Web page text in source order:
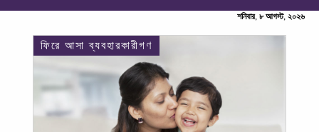
শনিবার, ৮ আগস্ট, ২০২৬
ফিরে আসা ব্যবহারকারীগণ